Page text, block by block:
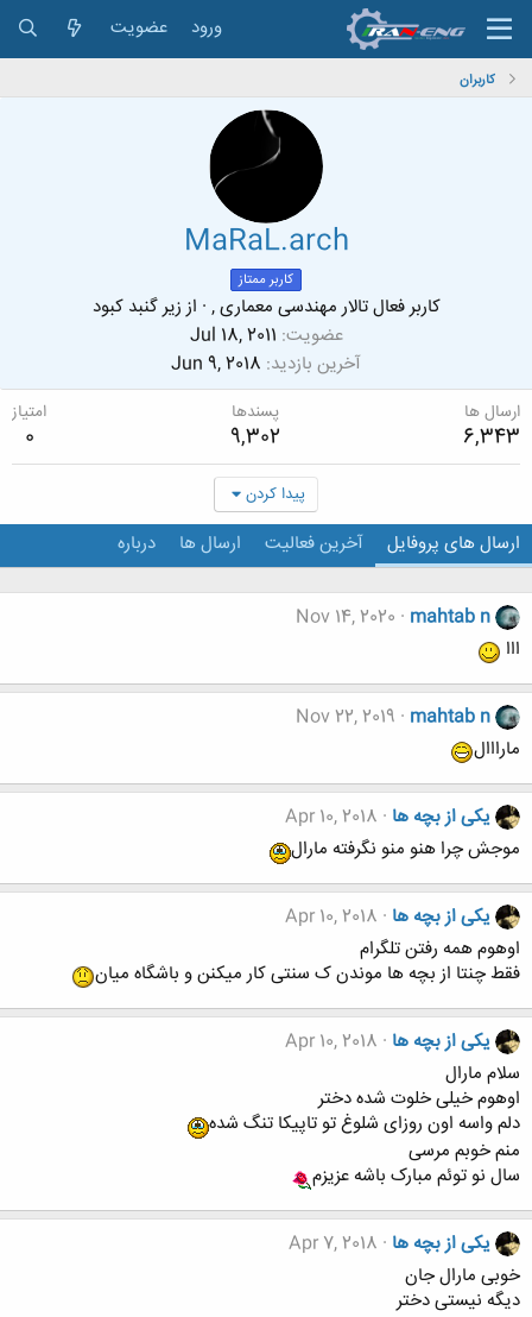
ورود عضویت
کاربران
MaRaL.arch
کاربر ممتاز
کاربر فعال تالار مهندسی معماری , · اززیر گنبد کبود
عضویت Jul 18, 2011
آخرین بازدید Jun 9, 2018
ارسال ها
6,343
پسندها
9,302
امتیاز
0
پیدا کردن
ارسال های پروفایل آخرین فعالیت ارسال ها درباره
mahtab n
Nov 14, 2020
ااا
mahtab n
Nov 22, 2019
مارااال
یکی از بچه ها Apr 10, 2018
موجش چرا هنو منو نگرفته مارال
یکی از بچه ها Apr 10, 2018
اوهوم همه رفتن تلگرام
فقط چنتا از بچه ها موندن ک سنتی کار میکنن و باشگاه میان
یکی از بچه ها Apr 10, 2018
سلام مارال
اوهوم خیلی خلوت شده دختر
دلم واسه اون روزای شلوغ تو تاپیکا تنگ شده
منم خوبم مرسی
سال نو توئم مبارک باشه عزیزم
یکی از بچه ها Apr 7, 2018
خوبی مارال جان
دیگه نیستی دختر